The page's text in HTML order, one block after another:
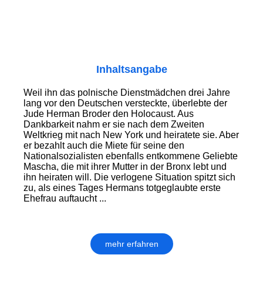
Inhaltsangabe
Weil ihn das polnische Dienstmädchen drei Jahre
lang vor den Deutschen versteckte, überlebte der
Jude Herman Broder den Holocaust. Aus
Dankbarkeit nahm er sie nach dem Zweiten
Weltkrieg mit nach New York und heiratete sie. Aber
er bezahlt auch die Miete für seine den
Nationalsozialisten ebenfalls entkommene Geliebte
Mascha, die mit ihrer Mutter in der Bronx lebt und
ihn heiraten will. Die verlogene Situation spitzt sich
zu, als eines Tages Hermans totgeglaubte erste
Ehefrau auftaucht ...
mehr erfahren